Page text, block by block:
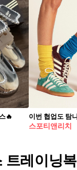
🔥​
스포티앤리치
트레이닝복